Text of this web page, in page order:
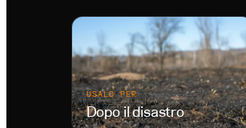
USALO PER
Dopo il disastro